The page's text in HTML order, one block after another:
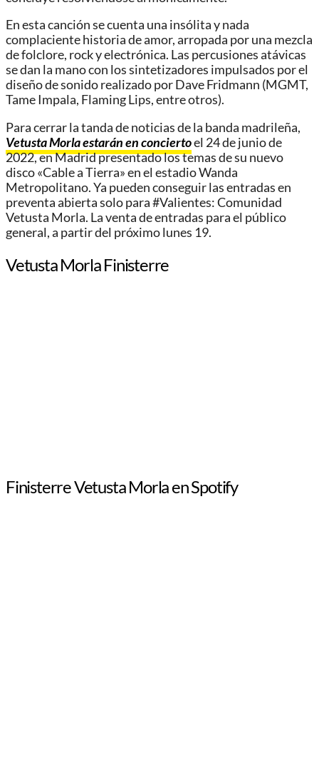
En esta canción se cuenta una insólita y nada
complaciente historia de amor, arropada por una mezcla
de folclore, rock y electrónica. Las percusiones atávicas
se dan la mano con los sintetizadores impulsados por el
diseño de sonido realizado por Dave Fridmann (MGMT,
Tame Impala, Flaming Lips, entre otros).
Para cerrar la tanda de noticias de la banda madrileña,
Vetusta Morla estarán en conciertoel 24 de junio de
2022, en Madrid presentado los temas de su nuevo
disco «Cable a Tierra» en el estadio Wanda
Metropolitano. Ya pueden conseguir las entradas en
preventa abierta solo para #Valientes: Comunidad
Vetusta Morla. La venta de entradas para el público
general, a partir del próximo lunes 19.
Vetusta Morla Finisterre
Finisterre Vetusta Morla en Spotify